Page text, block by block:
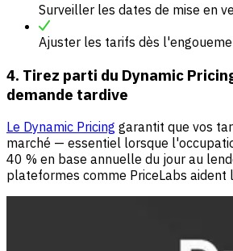
Surveiller les dates de mise en
Ajuster les tarifs dès
4. Tirez parti du Dynamic
demande tardive
Le Dynamic Pricing garantit que vos
marché — essentiel lorsque
40 % en base annuelle du jour au
plateformes comme PriceLabs aident